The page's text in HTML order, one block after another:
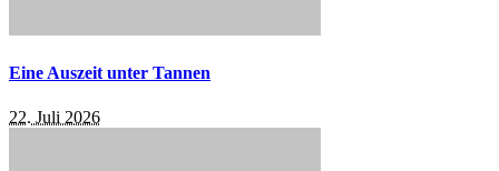
Eine Auszeit unter Tannen
22. Juli 2026